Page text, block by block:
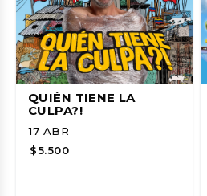
QUIÉN TIENE LA
CULPA?!
17 ABR
$5.500